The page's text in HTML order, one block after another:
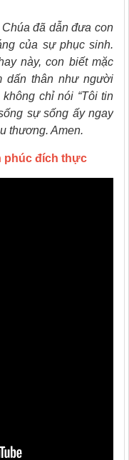
đã dẫn đưa con
của sự phục sinh.
này, con biết mặc
dấn thân như người
chỉ nói “Tôi tin
sự sống ấy ngay
thương. Amen.
phúc đích thực